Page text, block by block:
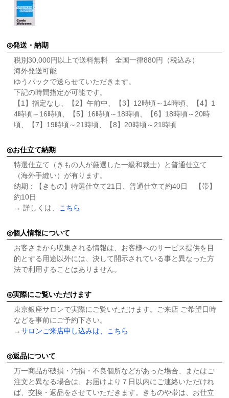
発送・納期
税別30,000円以上で送料無料 全国一律880円（税込み）
海外発送可能
ゆうパックで送らせていただきます。
下記の時間指定が可能です。
【1】指定なし、【2】午前中、【3】12時頃～14時頃、【4】1
4時頃～16時頃、【5】16時頃～18時頃、【6】18時頃～20時
頃、【7】19時頃～21時頃、【8】20時頃～21時頃
お仕立て納期
特選仕立て（きもの人が厳選した一級和裁士）と普通仕立て
（海外手縫い）が有ります。
納期：【きもの】特選仕立て21日、普通仕立て約40日 【帯】
約10日
→ 詳しくは、
こちら
個人情報について
お客さまから収集される情報は、お客様へのサービス提供を目
的とする用途以外には、決して開示されている事と異なった方
法で利用することはありません。
実際にご覧いただけます
東京銀座サロンで実際にご覧いただけます。ご来店 ご希望日時
などを事前にご予約下さい。
→サロンご来店申し込みは、こちら
返品について
万一商品が破損・汚損・不良個所などがあった場合、またはご
注文と異なる場合は、お届けより７日以内にご連絡いただけれ
ば、交換・返品をさせていただきます。きものや帯は、お仕立